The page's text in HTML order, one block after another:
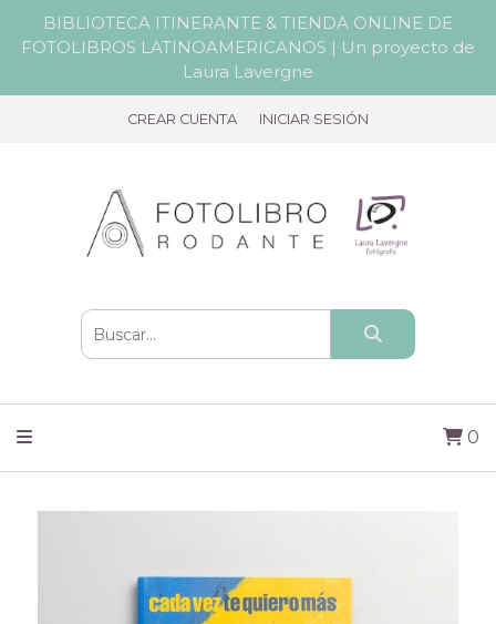
BIBLIOTECA ITINERANTE & TIENDA ONLINE DE
FOTOLIBROS LATINOAMERICANOS | Un proyecto de
Laura Lavergne
CREAR CUENTA INICIAR SESIÓN
0